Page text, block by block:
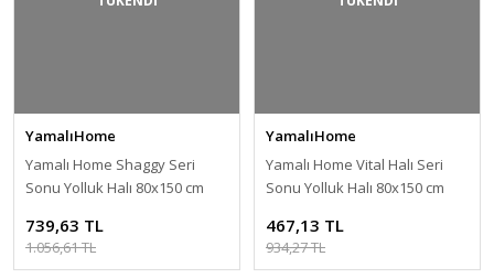
YamalıHome
Yamalı Home Shaggy Seri
Sonu Yolluk Halı 80x150 cm
739,63 TL
1.056,61 TL
YamalıHome
Yamalı Home Vital Halı Seri
Sonu Yolluk Halı 80x150 cm
467,13 TL
934,27 TL